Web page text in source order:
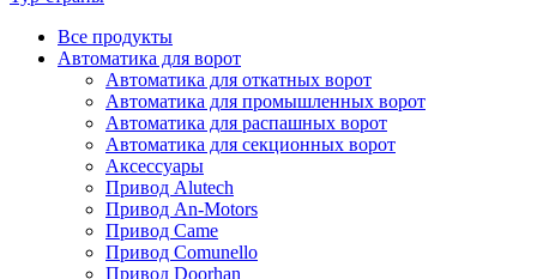
Все продукты
Автоматика для ворот
Автоматика для откатных ворот
Автоматика для промышленных ворот
Автоматика для распашных ворот
Автоматика для секционных ворот
Аксессуары
Привод Alutech
Привод An-Motors
Привод Came
Привод Comunello
Привод Doorhan